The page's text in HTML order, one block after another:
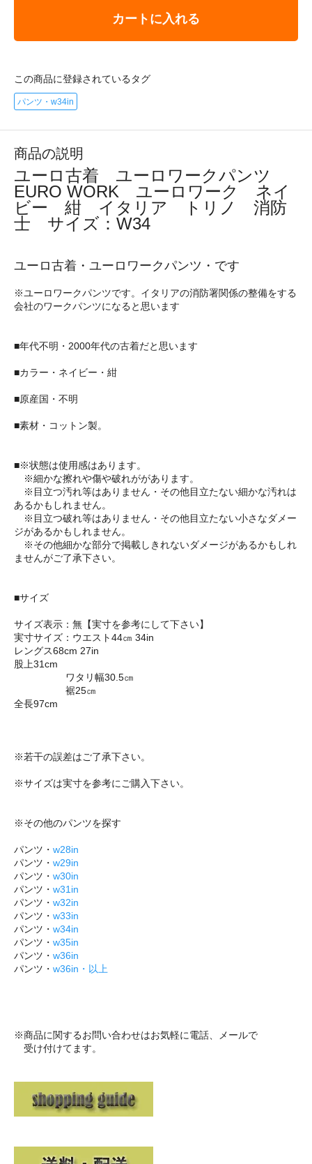
カートに入れる
この商品に登録されているタグ
パンツ・w34in
商品の説明
ユーロ古着 ユーロワークパンツ
EURO WORK ユーロワーク ネイ
ビー 紺 イタリア トリノ 消防
士 サイズ：W34
ユーロ古着・ユーロワークパンツ・です
※ユーロワークパンツです。イタリアの消防署関係の整備をする
会社のワークパンツになると思います
■年代不明・2000年代の古着だと思います
■カラー・ネイビー・紺
■原産国・不明
■素材・コットン製。
■※状態は使用感はあります。
※細かな擦れや傷や破れががあります。
※目立つ汚れ等はありません・その他目立たない細かな汚れは
あるかもしれません。
※目立つ破れ等はありません・その他目立たない小さなダメー
ジがあるかもしれません。
※その他細かな部分で掲載しきれないダメージがあるかもしれ
ませんがご了承下さい。
■サイズ
サイズ表示：無【実寸を参考にして下さい】
実寸サイズ：ウエスト44㎝ 34in
レングス68cm 27in
股上31cm
ワタリ幅30.5㎝
裾25㎝
全長97cm
※若干の誤差はご了承下さい。
※サイズは実寸を参考にご購入下さい。
※その他のパンツを探す
パンツ・ w28in
パンツ・ w29in
パンツ・ w30in
パンツ・ w31in
パンツ・ w32in
パンツ・ w33in
パンツ・ w34in
パンツ・ w35in
パンツ・ w36in
パンツ・ w36in・以上
※商品に関するお問い合わせはお気軽に電話、メールで
受け付けてます。